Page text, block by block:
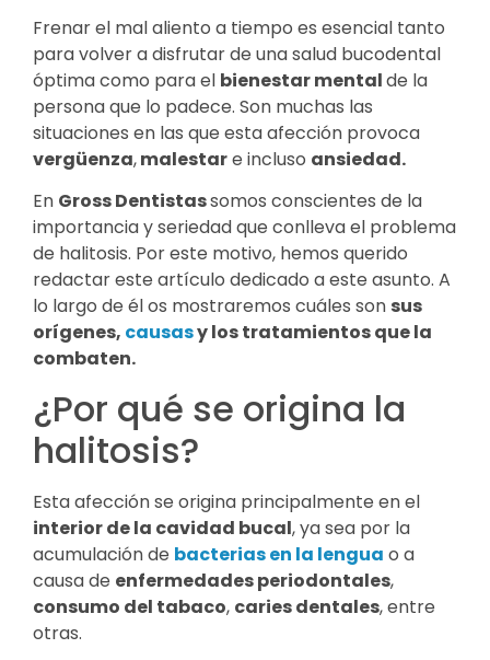
Frenar el mal aliento a tiempo es esencial tanto
para volver a disfrutar de una salud bucodental
óptima como para el bienestar mentalde la
persona que lo padece. Son muchas las
situaciones en las que esta afección provoca
vergüenza,malestare incluso ansiedad.
En Gross Dentistassomos conscientes de la
importancia y seriedad que conlleva el problema
de halitosis. Por este motivo, hemos querido
redactar este artículo dedicado a este asunto. A
lo largo de él os mostraremos cuáles son sus
orígenes, causasy los tratamientos que la
combaten.
¿Por qué se origina la
halitosis?
Esta afección se origina principalmente en el
interior de la cavidad bucal, ya sea por la
acumulación de bacterias en la lengua o a
causa de enfermedades periodontales,
consumo del tabaco, caries dentales, entre
otras.